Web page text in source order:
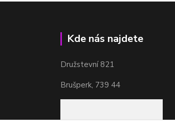
Kde nás najdete
Družstevní 821
Brušperk, 739 44